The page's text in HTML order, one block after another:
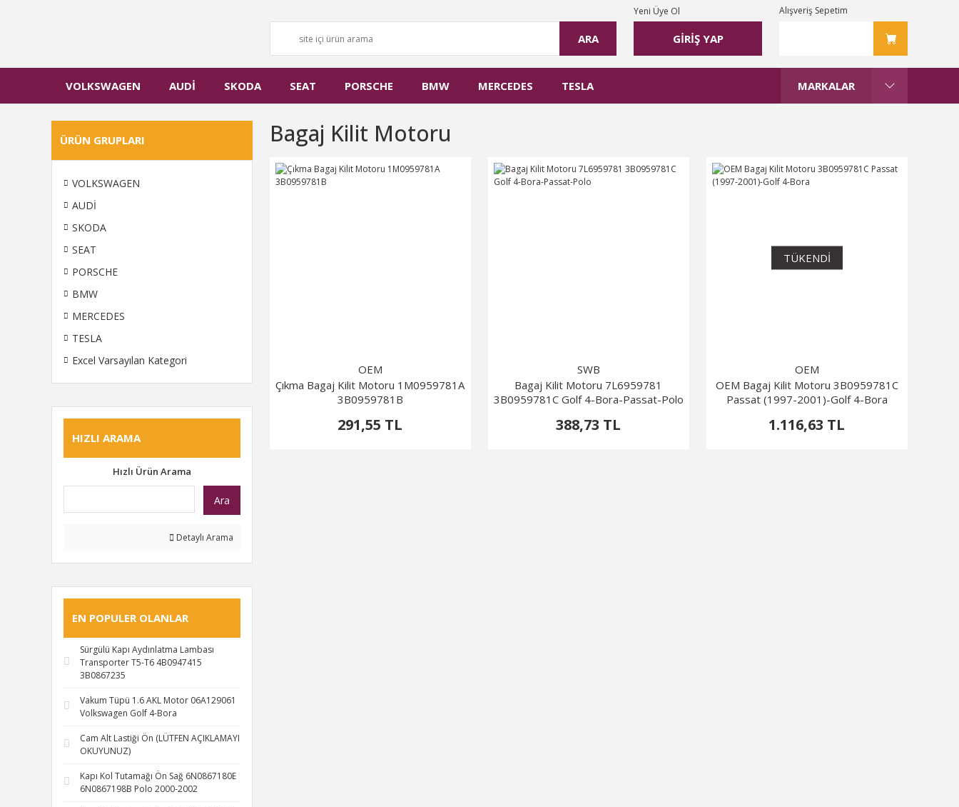
ARA GİRİŞ YAP
Yeni Üye Ol Alışveriş Sepetim
VOLKSWAGEN AUDİ SKODA SEAT PORSCHE BMW MERCEDES TESLA MARKALAR
ÜRÜN GRUPLARI
VOLKSWAGEN
AUDİ
SKODA
SEAT
PORSCHE
BMW
MERCEDES
TESLA
Excel Varsayılan Kategori
HIZLI ARAMA
Hızlı Ürün Arama
Ara
Detaylı Arama
EN POPULER OLANLAR
Sürgülü Kapı Aydınlatma Lambası
Transporter T5-T6 4B0947415
3B0867235
Vakum Tüpü 1.6 AKL Motor 06A129061
Volkswagen Golf 4-Bora
Cam Alt Lastiği Ön (LÜTFEN AÇIKLAMAYI
OKUYUNUZ)
Kapı Kol Tutamağı Ön Sağ 6N0867180E
6N0867198B Polo 2000-2002
Bagaj Kilit Motoru
OEM
Çıkma Bagaj Kilit Motoru 1M0959781A
3B0959781B
291,55 TL
SWB
Bagaj Kilit Motoru 7L6959781
3B0959781C Golf 4-Bora-Passat-Polo
388,73 TL
TÜKENDİ
OEM
OEM Bagaj Kilit Motoru 3B0959781C
Passat (1997-2001)-Golf 4-Bora
1.116,63 TL